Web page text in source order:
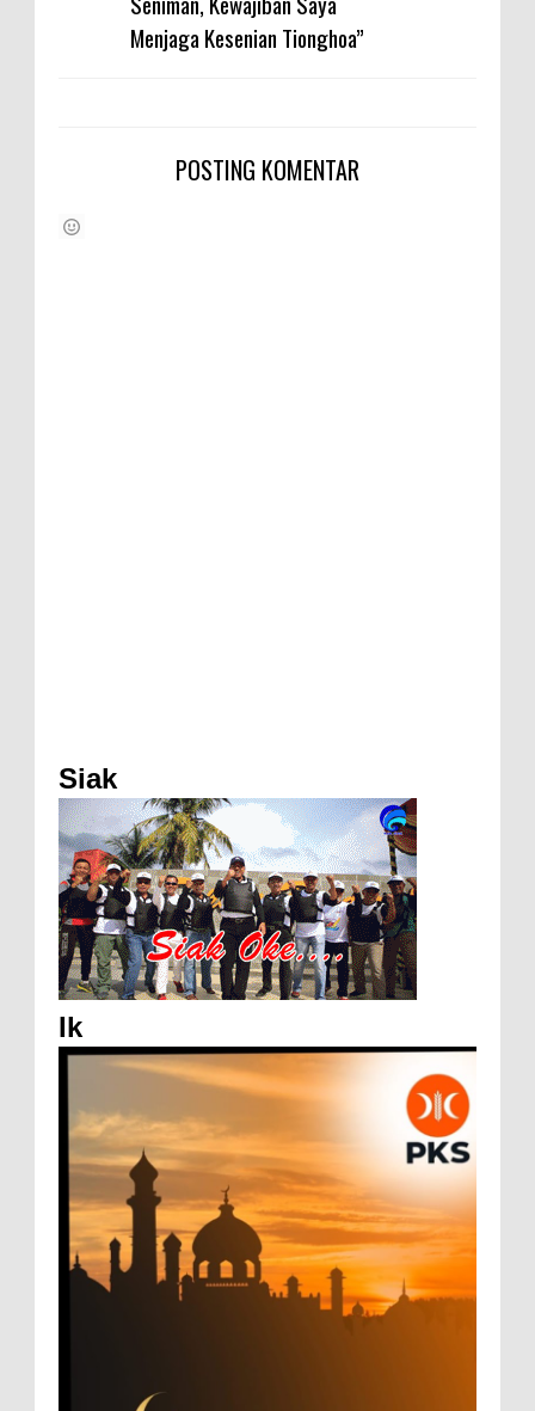
Menjaga Kesenian Tionghoa”
POSTING KOMENTAR
Siak
Ik